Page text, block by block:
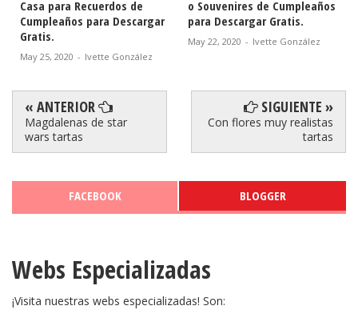
Casa para Recuerdos de
Cumpleaños para Descargar
Gratis.
May 25, 2020 - Ivette González
o Souvenires de Cumpleaños
para Descargar Gratis.
May 22, 2020 - Ivette González
« ANTERIOR
Magdalenas de star
wars tartas
SIGUIENTE »
Con flores muy realistas
tartas
FACEBOOK BLOGGER
Webs Especializadas
¡Visita nuestras webs especializadas! Son: